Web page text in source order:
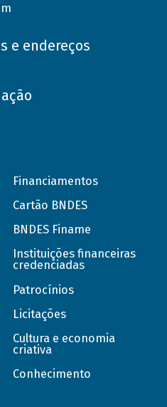
e endereços
Financiamentos
Cartão BNDES
BNDES Finame
Instituições financeiras
credenciadas
Patrocínios
Licitações
Cultura e economia
criativa
Conhecimento